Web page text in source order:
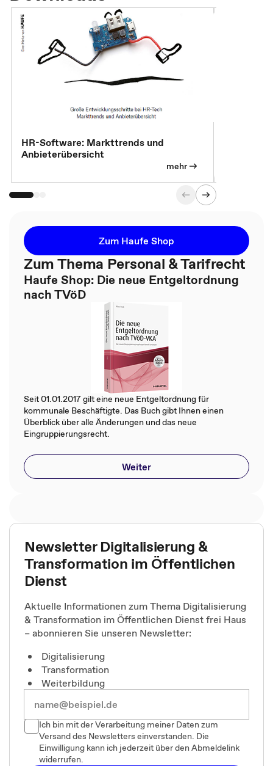
HR-Software: Markttrends und
Anbieterübersicht
mehr
Zum Haufe Shop
Zum Thema Personal & Tarifrecht
Haufe Shop: Die neue Entgeltordnung
nach TVöD
Seit 01.01.2017 gilt eine neue Entgeltordnung für
kommunale Beschäftigte. Das Buch gibt Ihnen einen
Überblick über alle Änderungen und das neue
Eingruppierungsrecht.
Weiter
Newsletter Digitalisierung &
Transformation im Öffentlichen
Dienst
Aktuelle Informationen zum Thema Digitalisierung
& Transformation im Öffentlichen Dienst frei Haus
– abonnieren Sie unseren Newsletter:
Digitalisierung
Transformation
Weiterbildung
Ich bin mit der Verarbeitung meiner Daten zum
Versand des Newsletters einverstanden. Die
Einwilligung kann ich jederzeit über den Abmeldelink
widerrufen.